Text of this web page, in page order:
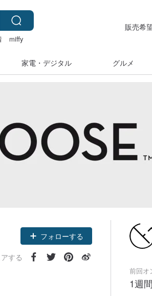
miffy
販売希
家電・デジタル グルメ
フォローする
する
前回オ
1週